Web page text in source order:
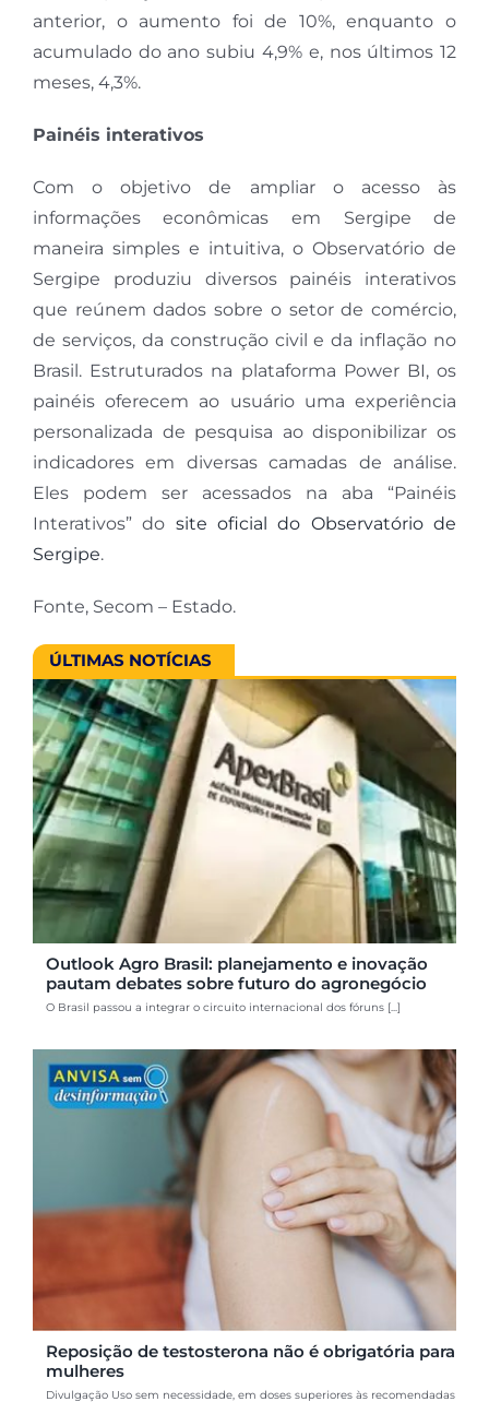
anterior, o aumento foi de 10%, enquanto o
acumulado do ano subiu 4,9% e, nos últimos 12
meses, 4,3%.
Painéis interativos
Com o objetivo de ampliar o acesso às
informações econômicas em Sergipe de
maneira simples e intuitiva, o Observatório de
Sergipe produziu diversos painéis interativos
que reúnem dados sobre o setor de comércio,
de serviços, da construção civil e da inflação no
Brasil. Estruturados na plataforma Power BI, os
painéis oferecem ao usuário uma experiência
personalizada de pesquisa ao disponibilizar os
indicadores em diversas camadas de análise.
Eles podem ser acessados na aba “Painéis
Interativos” do site oficial do Observatório de
Sergipe.
Fonte, Secom – Estado.
ÚLTIMAS NOTÍCIAS
Outlook Agro Brasil: planejamento e inovação
pautam debates sobre futuro do agronegócio
O Brasil passou a integrar o circuito internacional dos fóruns [...]
Reposição de testosterona não é obrigatória para
mulheres
Divulgação Uso sem necessidade, em doses superiores às recomendadas